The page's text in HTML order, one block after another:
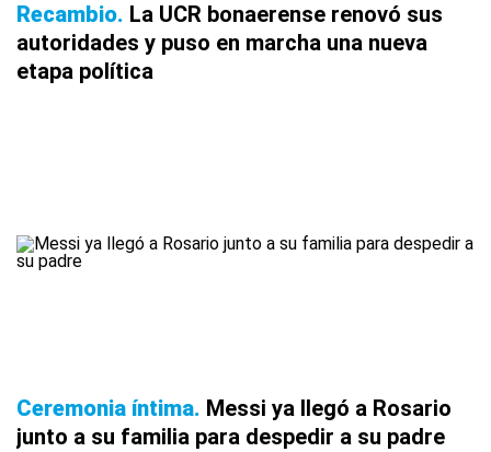
Recambio La UCR bonaerense renovó sus
autoridades y puso en marcha una nueva
etapa política
Ceremonia íntima Messi ya llegó a Rosario
junto a su familia para despedir a su padre